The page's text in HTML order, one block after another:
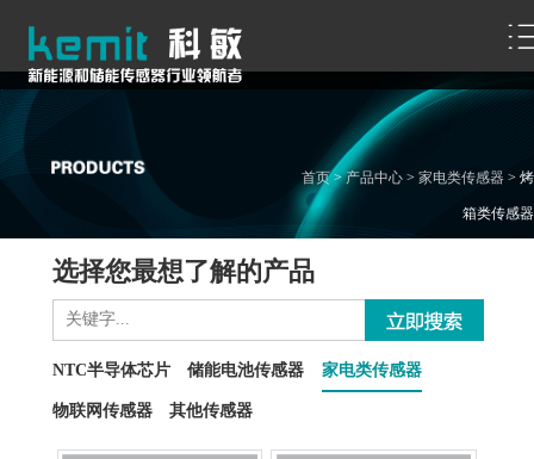
首页>产品中心 > 家电类传感器 > 烤
箱类传感器
选择您最想了解的产品
NTC半导体芯片 储能电池传感器 家电类传感器
物联网传感器 其他传感器